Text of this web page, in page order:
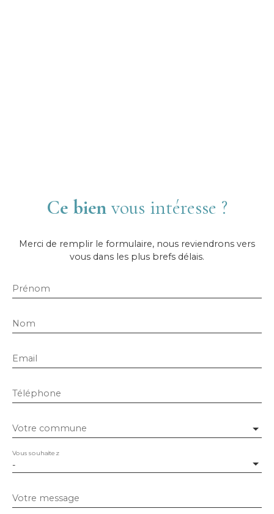
Ce bien vous intéresse ?
Merci de remplir le formulaire, nous reviendrons vers
vous dans les plus brefs délais.
Prénom
Nom
Email
Téléphone
Votre commune
-
Vous souhaitez
Votre message